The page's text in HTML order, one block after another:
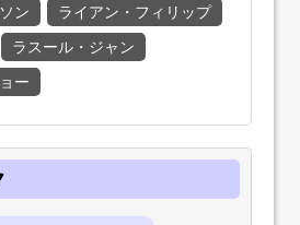
ン
ライアン・フィリップ
ラスール・ジャン
ー